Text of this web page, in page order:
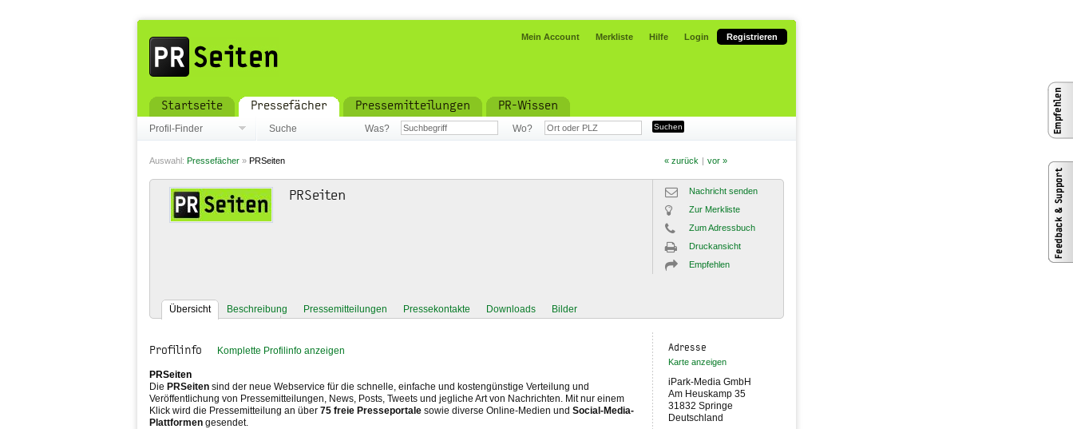
Mein Account Merkliste Hilfe Login Registrieren
Startseite Pressefächer Pressemitteilungen PR-Wissen
Profil-Finder Suche Was? Wo?
Auswahl: Pressefächer » PRSeiten « zurück | vor »
PRSeiten
Übersicht Beschreibung Pressemitteilungen Pressekontakte Downloads Bilder
Nachricht senden
Zur Merkliste
Zum Adressbuch
Druckansicht
Empfehlen
Profilinfo Komplette Profilinfo anzeigen
PRSeiten
Die PRSeiten sind der neue Webservice für die schnelle, einfache und kostengünstige Verteilung und
Veröffentlichung von Pressemitteilungen, News, Posts, Tweets und jegliche Art von Nachrichten. Mit nur einem
Klick wird die Pressemitteilung an über 75 freie Presseportale sowie diverse Online-Medien und Social-Media-
Plattformen gesendet.
Adresse
Karte anzeigen
iPark-Media GmbH
Am Heuskamp 35
31832 Springe
Deutschland